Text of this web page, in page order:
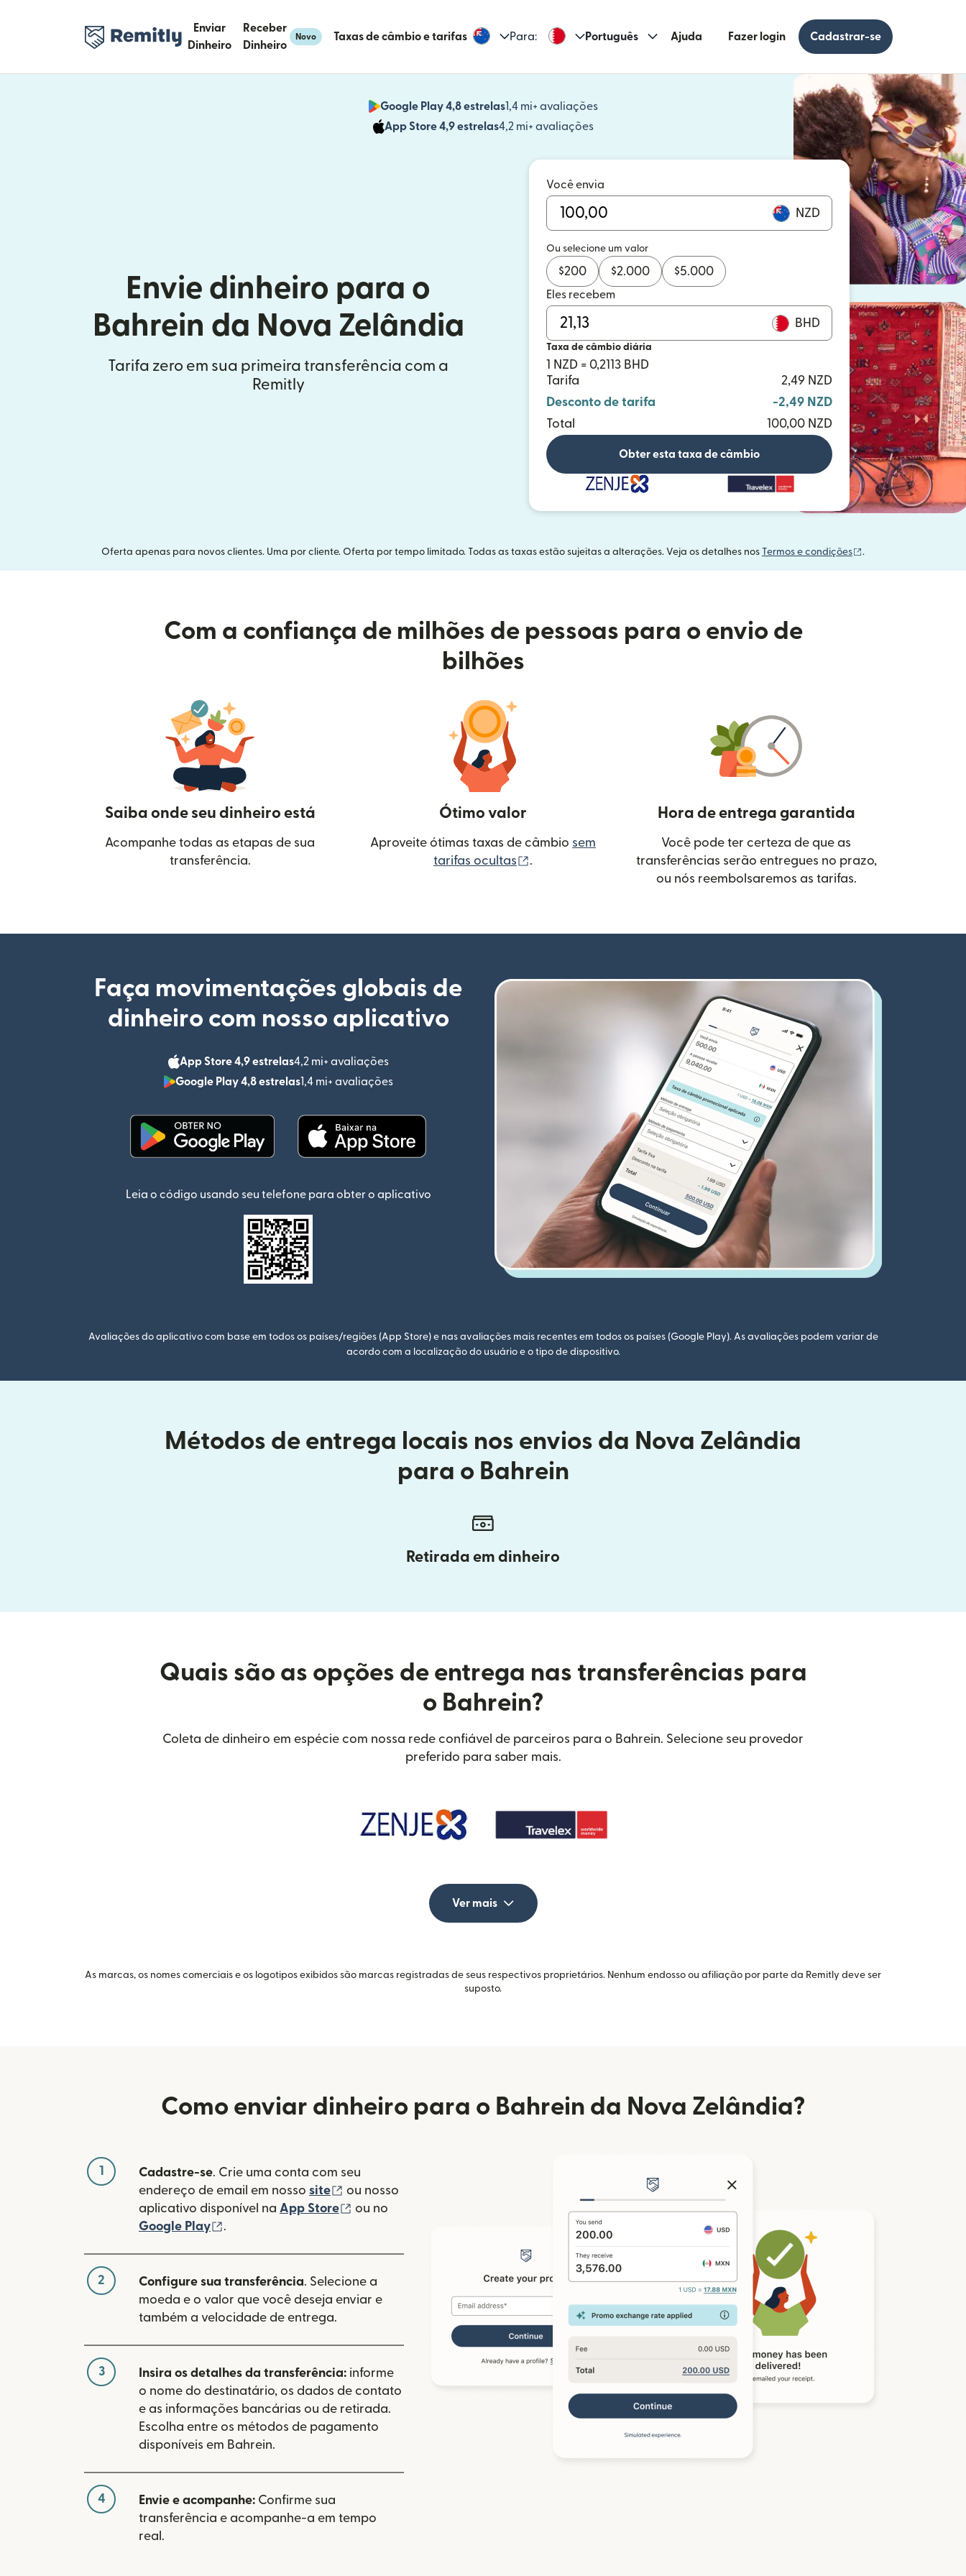
Enviar
Dinheiro
Receber
Dinheiro
Novo Taxas de câmbio e tarifas Para: Português Ajuda Fazer login Cadastrar-se
Google Play 4,8 estrelas1,4 mi+ avaliações
(abre em uma nova janela)
App Store 4,9 estrelas4,2 mi+ avaliações
(abre em uma nova janela)
Envie dinheiro para o
Bahrein da Nova Zelândia
Tarifa zero em sua primeira transferência com a
Remitly
Você envia
NZD
Ou selecione um valor
$200 $2.000 $5.000
Eles recebem
BHD
Taxa de câmbio diária
1 NZD = 0,2113 BHD
Tarifa
2,49 NZD
Desconto de tarifa
-2,49 NZD
Total
100,00 NZD
Obter esta taxa de câmbio
Oferta apenas para novos clientes. Uma por cliente. Oferta por tempo limitado. Todas as taxas estão sujeitas a alterações. Veja os detalhes nos Termos e condições .
Com a confiança de milhões de pessoas para o envio de
bilhões
Saiba onde seu dinheiro está
Acompanhe todas as etapas de sua
transferência.
Ótimo valor
Aproveite ótimas taxas de câmbio sem
tarifas ocultas
(abre em uma nova janela)
.
Hora de entrega garantida
Você pode ter certeza de que as
transferências serão entregues no prazo,
ou nós reembolsaremos as tarifas.
Faça movimentações globais de
dinheiro com nosso aplicativo
App Store 4,9 estrelas4,2 mi+ avaliações
(abre em uma nova janela)
Google Play 4,8 estrelas1,4 mi+ avaliações
(abre em uma nova janela)
Leia o código usando seu telefone para obter o aplicativo
Avaliações do aplicativo com base em todos os países/regiões (App Store) e nas avaliações mais recentes em todos os países (Google Play). As avaliações podem variar de
acordo com a localização do usuário e o tipo de dispositivo.
Métodos de entrega locais nos envios da Nova Zelândia
para o Bahrein
Retirada em dinheiro
Quais são as opções de entrega nas transferências para
o Bahrein?
Coleta de dinheiro em espécie com nossa rede confiável de parceiros para o Bahrein. Selecione seu provedor
preferido para saber mais.
Ver mais
As marcas, os nomes comerciais e os logotipos exibidos são marcas registradas de seus respectivos proprietários. Nenhum endosso ou afiliação por parte da Remitly deve ser
suposto.
Como enviar dinheiro para o Bahrein da Nova Zelândia?
1 Cadastre-se. Crie uma conta com seu
endereço de email em nosso site (abre em uma nova janela)
ou nosso
aplicativo disponível na App Store (abre em uma nova janela)
ou no
Google Play
.
2 Configure sua transferência. Selecione a
moeda e o valor que você deseja enviar e
também a velocidade de entrega.
3 Insira os detalhes da transferência: informe
o nome do destinatário, os dados de contato
e as informações bancárias ou de retirada.
Escolha entre os métodos de pagamento
disponíveis em Bahrein.
4 Envie e acompanhe: Confirme sua
transferência e acompanhe-a em tempo
real.